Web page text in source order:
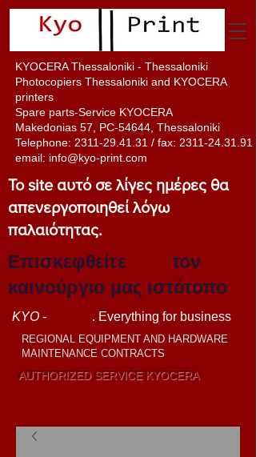
AUTHORIZED SERVICE KYOCERA
KYOCERA Thessaloniki - Thessaloniki
Photocopiers Thessaloniki and KYOCERA
printers
Spare parts-Service KYOCERA
Makedonias 57, PC-54644, Thessaloniki
Telephone: 2311-29.41.31 / fax: 2311-24.31.91
email: info@kyo-print.com
KYO - . Everything for business
REGIONAL EQUIPMENT AND HARDWARE
MAINTENANCE CONTRACTS
Το site αυτό σε λίγες ημέρες θα
απενεργοποιηθεί λόγω
παλαιότητας.
Επισκεφθείτε
τον
καινούργιο μας ιστότοπο